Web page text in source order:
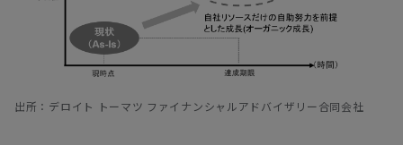
出所：デロイト トーマツ ファイナンシャルアドバイザリー合同会社